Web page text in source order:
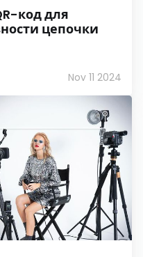
код для
цепочки
Nov 11 2024